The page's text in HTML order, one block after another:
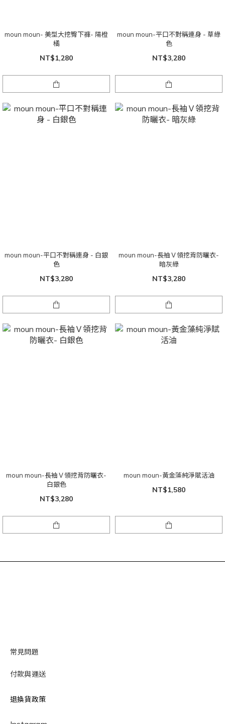
moun moun- 美型大挖臀下褲- 陽橙
橘
NT$1,280
moun moun-平口不對稱連身 - 草綠
色
NT$3,280
moun moun-平口不對稱連身 - 白銀
色
NT$3,280
moun moun-長袖Ｖ領挖背防曬衣-
暗灰綠
NT$3,280
moun moun-長袖Ｖ領挖背防曬衣-
白銀色
NT$3,280
moun moun-黃金藻純淨賦活油
NT$1,580
常見問題
付款與運送
退換貨政策